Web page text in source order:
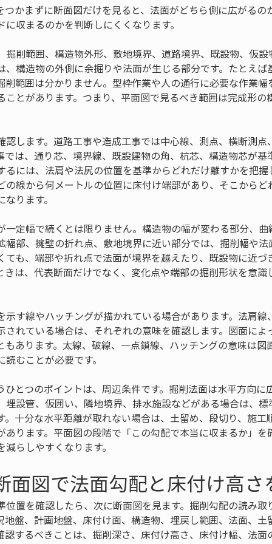
つかまずに断面図だけを見ると、法面がどちら側に広がる
収まるのかを判断しにくくなります。
掘削範囲、構造物外形、敷地境界、道路境界、既設物、仮
、構造物の外側に余掘りや法面が生じる部分です。たとえ
削範囲は分かりません。型枠作業や人の通行に必要な作業
ことがあります。つまり、平面図で見るべき範囲は完成形
認します。道路工事や造成工事では中心線、測点、横断測
では、通り芯、境界線、既設建物の角、杭芯、構造物芯が基
るには、法肩や法尻の位置を基準からどれだけ離すかを把
の線から何メートルの位置に床付け端部があり、そこから
ります。
一定幅で続くとは限りません。構造物の幅が変わる部分、
幅部、擁壁の折れ点、敷地境界に近い部分では、掘削幅や
ても、端部や折れ点で法面が境界を越えたり、既設物に近
きは、代表断面だけでなく、変化点や端部の掘削形状を意
示す線やハッチングが描かれている場合があります。法肩
されている場合は、それぞれの意味を確認します。図面に
もあります。太線、破線、一点鎖線、ハッチングの意味は
むことが必要です。
ひとつのポイントは、周辺条件です。掘削法面は水平方向に
埋設管、仮囲い、隣地境界、排水施設などがある場合は、
。十分な水平距離が取れない場合は、土留め、段切り、施
あります。平面図の段階で「この勾配で本当に収まるか」
らしやすくなります。
面図で法面勾配と床付け高さ
位置を確認したら、次に断面図を見ます。掘削勾配の読み
地盤、計画地盤、床付け面、構造物、埋戻し範囲、法面、
認するべきことは、掘削深さ、床付け高さ、床付け幅、法